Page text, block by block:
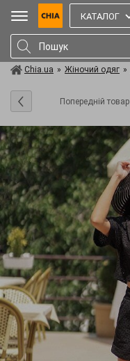
КАТАЛОГ
Chia.ua » Жіночий одяг »
Попередній товар